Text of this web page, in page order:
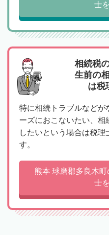
士
相続税
生前の
は税
特に相続トラブルなどが
ーズにおこないたい、
したいという場合は税
す。
熊本 球磨郡多良木
士